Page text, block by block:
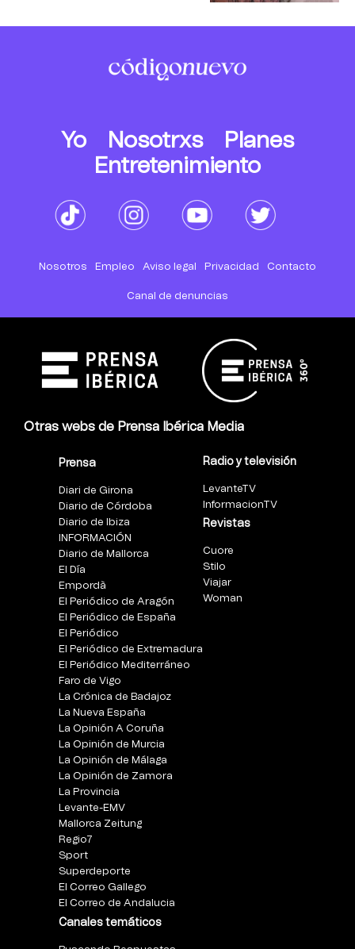
Yo Nosotrxs
Planes
Entretenimiento
Nosotros Empleo Aviso legal Privacidad Contacto
Canal de denuncias
Otras webs de Prensa Ibérica Media
Prensa
Diari de Girona
Diario de Córdoba
Diario de Ibiza
INFORMACIÓN
Diario de Mallorca
El Día
Empordà
El Periódico de Aragón
El Periódico de España
El Periódico
El Periódico de Extremadura
El Periódico Mediterráneo
Faro de Vigo
La Crónica de Badajoz
La Nueva España
La Opinión A Coruña
La Opinión de Murcia
La Opinión de Málaga
La Opinión de Zamora
La Provincia
Levante-EMV
Mallorca Zeitung
Regio7
Sport
Superdeporte
El Correo Gallego
El Correo de Andalucia
Canales temáticos
Radio y televisión
LevanteTV
InformacionTV
Revistas
Cuore
Stilo
Viajar
Woman